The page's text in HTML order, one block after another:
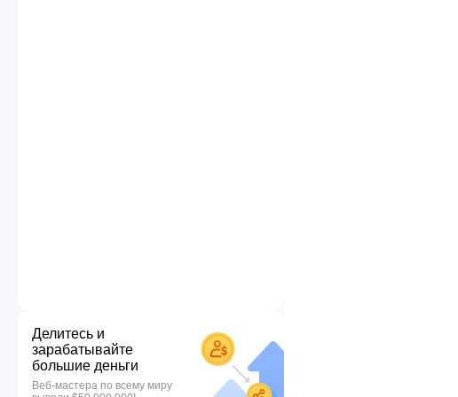
Делитесь и
зарабатывайте
большие деньги
Веб-мастера по всему миру